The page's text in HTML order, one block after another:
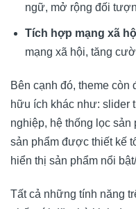
ngữ, mở rộng đối
Tích hợp mạng xã
mạng xã hội, tăng
Bên cạnh đó, theme
hữu ích khác như: slider
nghiệp, hệ thống lọc sản
sản phẩm được thiết kế
hiển thị sản phẩm nổi
Tất cả những tính năng